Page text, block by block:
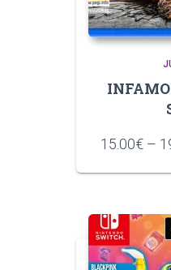
15.00€ –